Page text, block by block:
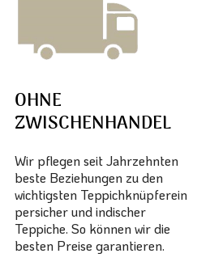
OHNE
ZWISCHENHANDEL
Wir pflegen seit Jahrzehnten
beste Beziehungen zu den
wichtigsten Teppichknüpferein
persicher und indischer
Teppiche. So können wir die
besten Preise garantieren.